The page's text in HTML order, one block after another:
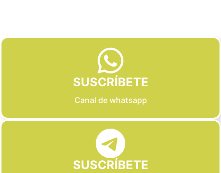
SUSCRÍBETE
Canal de whatsapp
SUSCRÍBETE